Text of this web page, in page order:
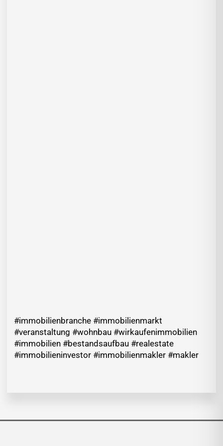
#immobilienbranche #immobilienmarkt
#veranstaltung #wohnbau #wirkaufenimmobilien
#immobilien #bestandsaufbau #realestate
#immobilieninvestor #immobilienmakler #makler